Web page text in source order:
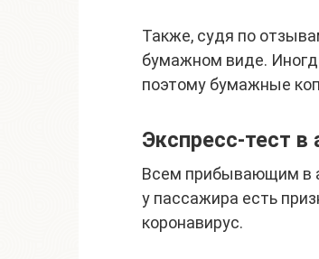
Также, судя по
бумажном виде.
поэтому бумажные
Экспресс-тест в
Всем прибывающим в
у пассажира есть
коронавирус.